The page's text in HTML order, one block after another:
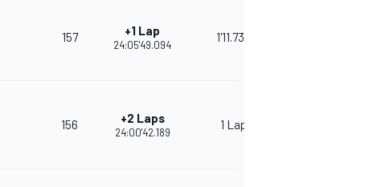
157 +1 Lap
24:05'49.094
1'11.733
156 +2 Laps
24:00'42.189
1 Lap